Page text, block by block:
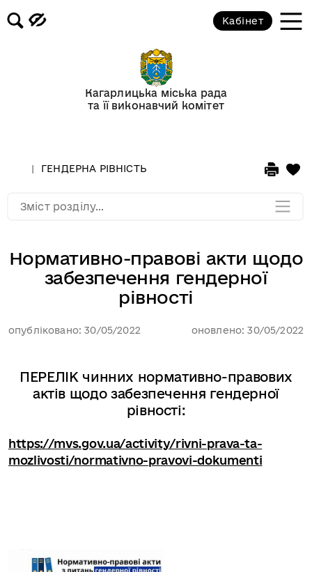
Кагарлицька міська рада
та її виконавчий комітет
Кабінет
ГЕНДЕРНА РІВНІСТЬ
Нормативно-правові акти щодо
забезпечення гендерної
рівності
опубліковано: 30/05/2022 оновлено: 30/05/2022
ПЕРЕЛІК чинних нормативно-правових
актів щодо забезпечення гендерної
рівності:
https://mvs.gov.ua/activity/rivni-prava-ta-
mozlivosti/normativno-pravovi-dokumenti
Зміст розділу...